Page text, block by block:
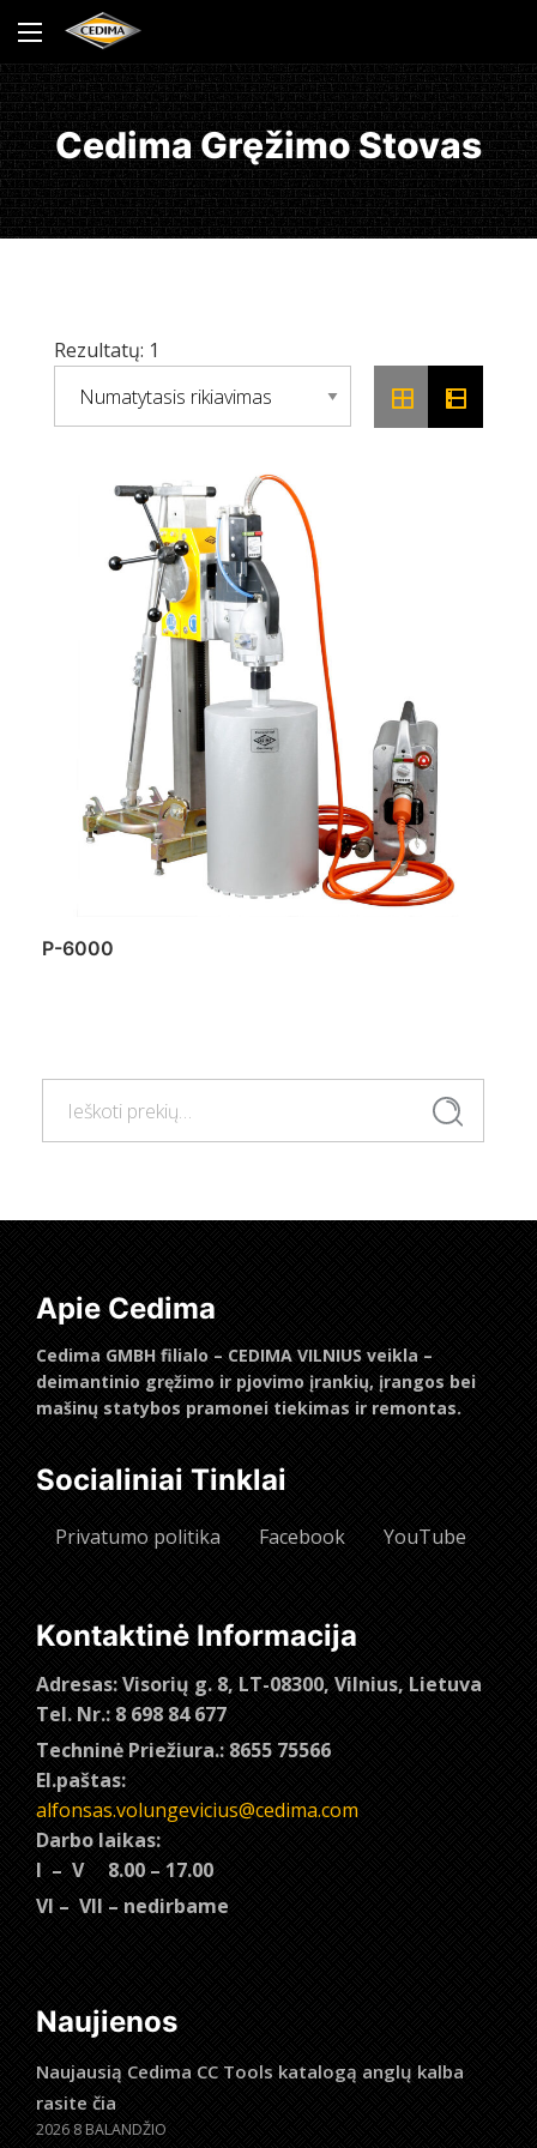
Cedima Gręžimo Stovas
Ieškoti
Rezultatų: 1
P-6000
Apie Cedima
Cedima GMBH filialo – CEDIMA VILNIUS veikla –
deimantinio gręžimo ir pjovimo įrankių, įrangos bei
mašinų statybos pramonei tiekimas ir remontas.
Socialiniai Tinklai
Privatumo politika Facebook YouTube
Kontaktinė Informacija
Adresas: Visorių g. 8, LT-08300, Vilnius, Lietuva
Tel. Nr.: 8 698 84 677
Techninė Priežiura.: 8655 75566
El.paštas:
alfonsas.volungevicius@cedima.com
Darbo laikas:
I – V 8.00 – 17.00
VI – VII – nedirbame
Naujienos
Naujausią Cedima CC Tools katalogą anglų kalba
rasite čia
2026 8 BALANDŽIO